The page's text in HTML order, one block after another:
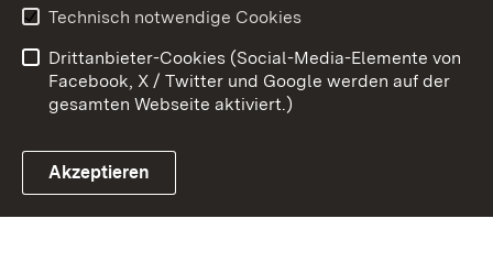
Link zum Landesportal
Barrierefreiheit
Impressum
Cookies
Technisch notwendige Cookies
Drittanbieter-Cookies (Social-Media-Elemente von
Facebook, X / Twitter und Google werden auf der
gesamten Webseite aktiviert.)
Akzeptieren